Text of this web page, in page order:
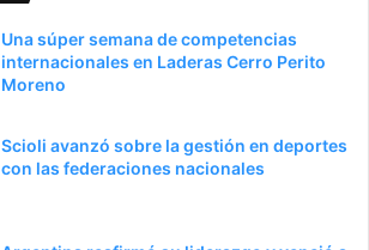
Una súper semana de competencias
internacionales en Laderas Cerro Perito
Moreno
Scioli avanzó sobre la gestión en deportes
con las federaciones nacionales